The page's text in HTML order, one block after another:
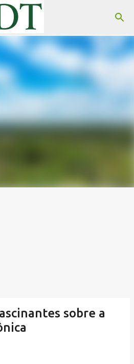
conteúdo principal
sobre a